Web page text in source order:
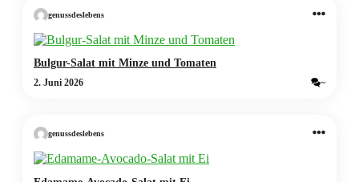
genussdeslebens
Bulgur-Salat mit Minze und Tomaten
2. Juni 2026 ~
genussdeslebens